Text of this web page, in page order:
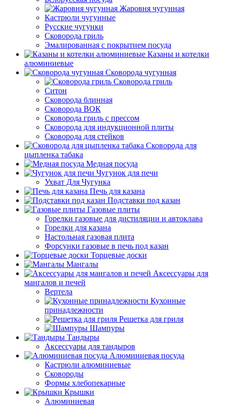
Жаровня чугунная
Кастрюли чугунные
Русские чугунки
Сковорода гриль
Эмалированная с покрытием посуда
Казаны и котелки
алюминиевые
Сковорода чугунная
Сковорода гриль
Ситон
Сковорода блинная
Сковорода ВОК
Сковорода гриль с прессом
Сковорода для индукционной плиты
Сковорода для стейков
Сковорода для
цыпленка табака
Медная посуда
Чугунок для печи
Ухват Для Чугунка
Печь для казана
Подставки под казан
Газовые плиты
Горелки газовые для дистиляции и автоклава
Горелки для казана
Настольная газовая плита
Форсунки газовые в печь под казан
Торцевые доски
Мангалы
Аксессуары для
мангалов и печей
Вертела
Кухонные
принадлежности
Решетка для гриля
Шампуры
Тандыры
Аксессуары для тандыров
Алюминиевая посуда
Кастрюли алюминиевые
Сковороды
Формы хлебопекарные
Крышки
Алюминиевая